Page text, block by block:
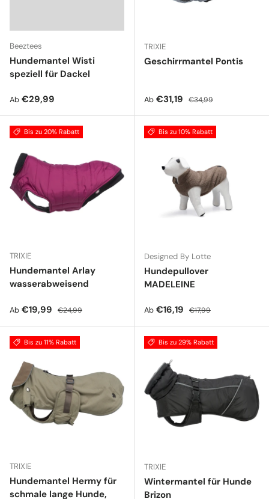
Beeztees
Hundemantel Wisti
speziell für Dackel
Normaler Preis
Ab €29,99
TRIXIE
Geschirrmantel Pontis
Verkaufspreis
Ab €31,19 Normaler Preis
€34,99
Bis zu 20% Rabatt
TRIXIE
Hundemantel Arlay
wasserabweisend
Verkaufspreis
Ab €19,99 Normaler Preis
€24,99
Bis zu 10% Rabatt
Designed By Lotte
Hundepullover
MADELEINE
Verkaufspreis
Ab €16,19 Normaler Preis
€17,99
Bis zu 11% Rabatt
TRIXIE
Hundemantel Hermy für
schmale lange Hunde,
Bis zu 29% Rabatt
TRIXIE
Wintermantel für Hunde
Brizon